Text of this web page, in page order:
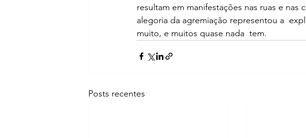
resultam em manifestações nas ruas e nas
alegoria da agremiação representou a
muito, e muitos quase nada  tem.
Posts recentes